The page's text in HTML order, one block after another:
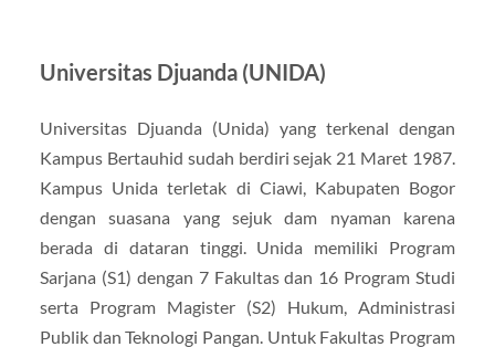
Universitas Djuanda (UNIDA)
Universitas Djuanda (Unida) yang terkenal dengan
Kampus Bertauhid sudah berdiri sejak 21 Maret 1987.
Kampus Unida terletak di Ciawi, Kabupaten Bogor
dengan suasana yang sejuk dam nyaman karena
berada di dataran tinggi. Unida memiliki Program
Sarjana (S1) dengan 7 Fakultas dan 16 Program Studi
serta Program Magister (S2) Hukum, Administrasi
Publik dan Teknologi Pangan. Untuk Fakultas Program